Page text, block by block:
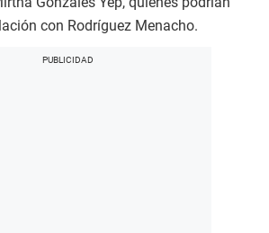
con Rodríguez Menacho.